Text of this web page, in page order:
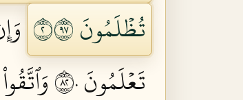
تُظۡلَمُونَ ٢٧٩
تَعۡلَمُونَ ٢٨٠